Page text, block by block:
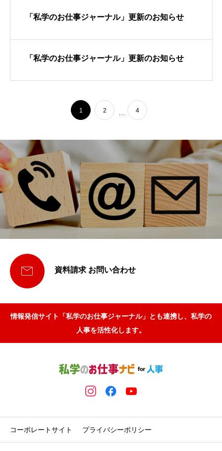
「私学のお仕事ジャーナル」更新のお知らせ
「私学のお仕事ジャーナル」更新のお知らせ
1 2 4
 資料請求 お問い合わせ
情報発信サイト「私学のお仕事ジャーナル」とも連携し、私学の
人事を活性化します。
コーポレートサイト プライバシーポリシー